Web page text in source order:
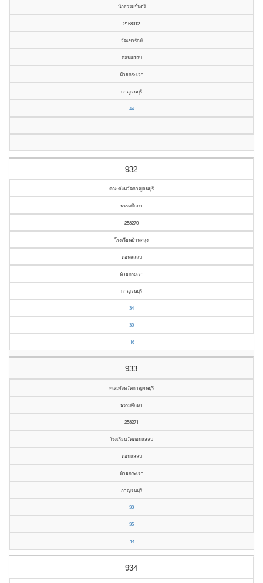
นักธรรมชั้นตรี
2158012
วัดเขารักษ์
ดอนแสลบ
ห้วยกระเจา
กาญจนบุรี
44
-
-
932
คณะจังหวัดกาญจนบุรี
ธรรมศึกษา
258270
โรงเรียนบ้านตลุง
ดอนแสลบ
ห้วยกระเจา
กาญจนบุรี
34
30
16
933
คณะจังหวัดกาญจนบุรี
ธรรมศึกษา
258271
โรงเรียนวัดดอนแสลบ
ดอนแสลบ
ห้วยกระเจา
กาญจนบุรี
33
35
14
934